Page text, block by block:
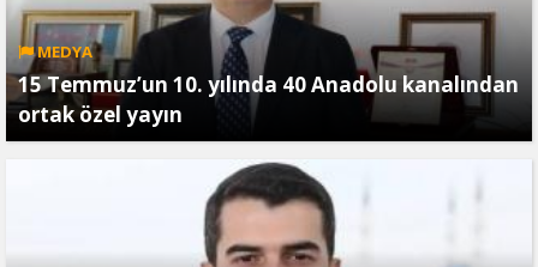
MEDYA
15 Temmuz’un 10. yılında 40 Anadolu kanalından
ortak özel yayın